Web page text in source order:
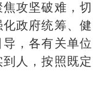
攻坚破难，切
政府统筹、健
，各有关单位
人，按照既定